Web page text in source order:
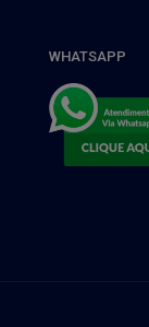
WHATSAPP